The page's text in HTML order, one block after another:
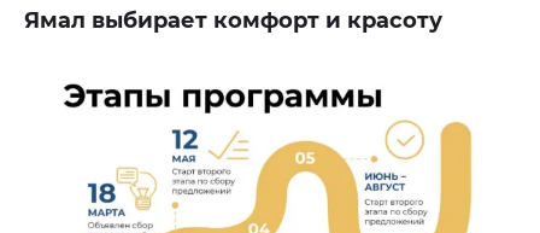
Ямал выбирает комфорт и красоту